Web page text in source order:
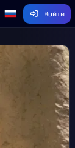
Войти